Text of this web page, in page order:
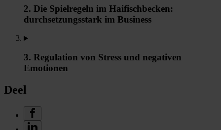
2. Die Spielregeln im Haifischbecken:
durchsetzungsstark im Business
3. Regulation von Stress und negativen
Emotionen
Deel